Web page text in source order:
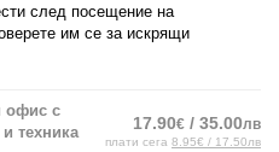
след посещение на
им се за искрящи
офис с
техника
17.90€ / 35.00лв
плати сега 8.95€ / 17.50лв